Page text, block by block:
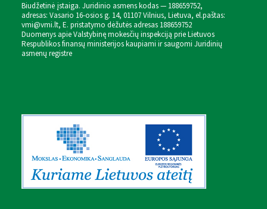
Biudžetinė įstaiga. Juridinio asmens kodas — 188659752,
adresas: Vasario 16-osios g. 14, 01107 Vilnius, Lietuva, el.paštas:
vmi@vmi.lt, E. pristatymo dėžutės adresas 188659752
Duomenys apie Valstybinę mokesčių inspekciją prie Lietuvos
Respublikos finansų ministerijos kaupiami ir saugomi Juridinių
asmenų registre